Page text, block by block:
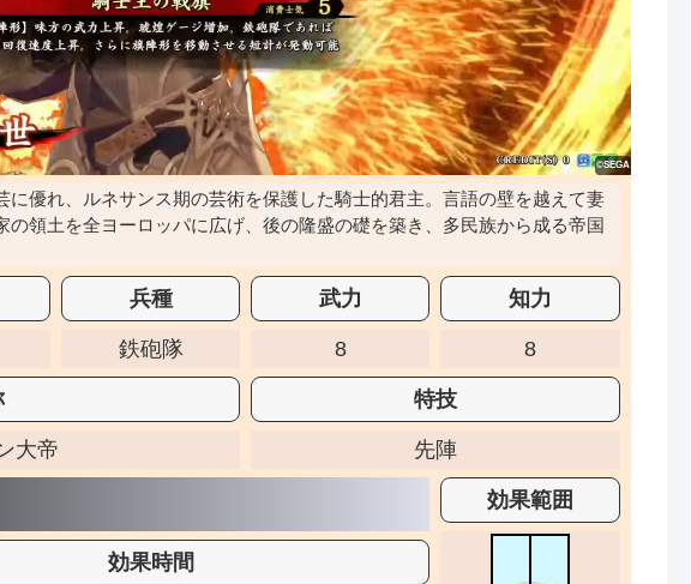
優れ、ルネサンス期の芸術を保護した騎士的君主。言語の壁を越えて妻
の領土を全ヨーロッパに広げ、後の隆盛の礎を築き、多民族から成る帝国
兵種 武力 知力
鉄砲隊 8 8
特技
大帝 先陣
効果範囲
効果時間